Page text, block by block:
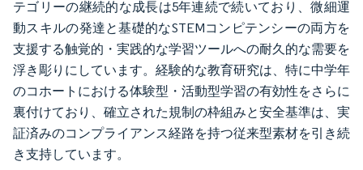
テゴリーの継続的な成長は5年連続で続いており、微細運
動スキルの発達と基礎的なSTEMコンピテンシーの両方を
支援する触覚的・実践的な学習ツールへの耐久的な需要を
浮き彫りにしています。経験的な教育研究は、特に中学年
のコホートにおける体験型・活動型学習の有効性をさらに
裏付けており、確立された規制の枠組みと安全基準は、実
証済みのコンプライアンス経路を持つ従来型素材を引き続
き支持しています。